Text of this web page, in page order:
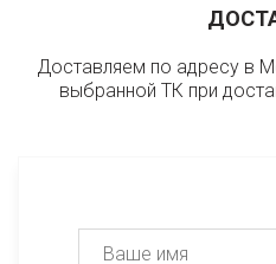
Доставляем по адресу в
выбранной ТК при